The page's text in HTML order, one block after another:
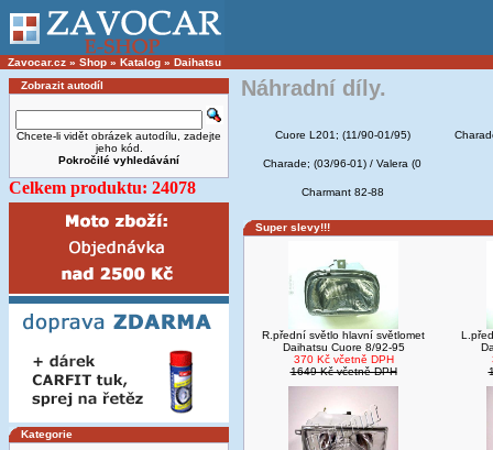
Zavocar.cz » Shop » Katalog » Daihatsu
Zobrazit autodíl
Chcete-li vidět obrázek autodílu, zadejte
jeho kód.
Pokročilé vyhledávání
Celkem produktu: 24078
Kategorie
Náhradní díly.
Cuore L201; (11/90-01/95)
Charade; (03/96-01) / Valera (0
Charmant 82-88
Super slevy!!!
R.přední světlo hlavní světlomet
Daihatsu Cuore 8/92-95
370 Kč včetně DPH
1649 Kč včetně DPH